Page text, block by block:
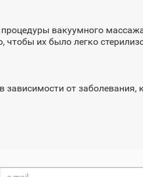
вакуумного
чтобы их было легко
от